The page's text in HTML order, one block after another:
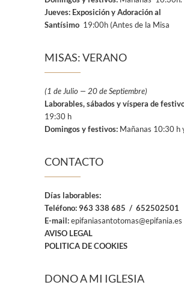
Jueves: Exposición y Adoración al
Santísimo 19:00h (Antes de la Misa
MISAS: VERANO
(1 de Julio — 20 de Septiembre)
Laborables, sábados y víspera de
19:30 h
Domingos y festivos: Mañanas 10:30 h
CONTACTO
Días laborables:
Teléfono: 963 338 685 / 652502501
E-mail:epifaniasantotomas@epifania.es
AVISO LEGAL
POLITICA DE COOKIES
DONO A MI IGLESIA